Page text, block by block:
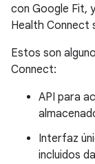
con Google Fit,
Health Connect
Estos son
Connect:
API para
Interfaz
incluidos